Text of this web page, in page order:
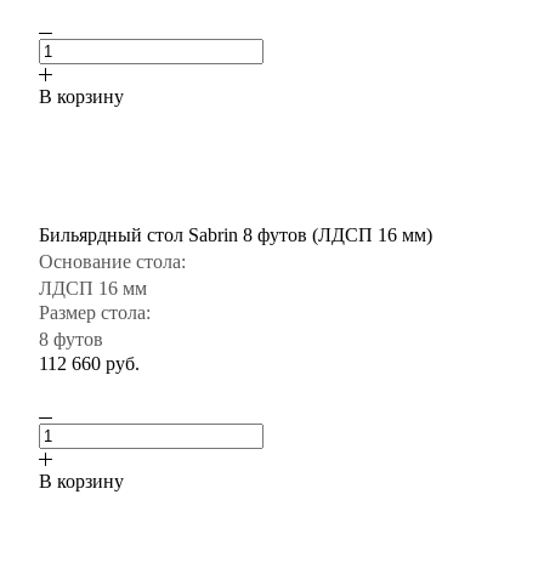
В корзину
Бильярдный стол Sabrin 8 футов (ЛДСП 16 мм)
Основание стола:
ЛДСП 16 мм
Размер стола:
8 футов
112 660 руб.
В корзину